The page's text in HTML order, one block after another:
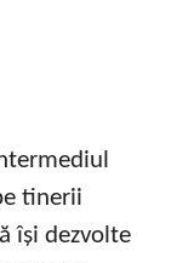
tinerii
își dezvolte